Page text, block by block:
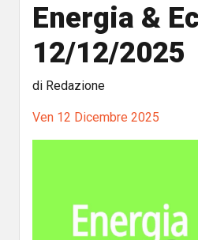
Energia &
12/12/2025
di Redazione
Ven 12 Dicembre 2025